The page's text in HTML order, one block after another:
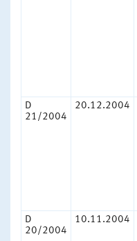
D
21/2004
20.12.2004
D
20/2004
10.11.2004